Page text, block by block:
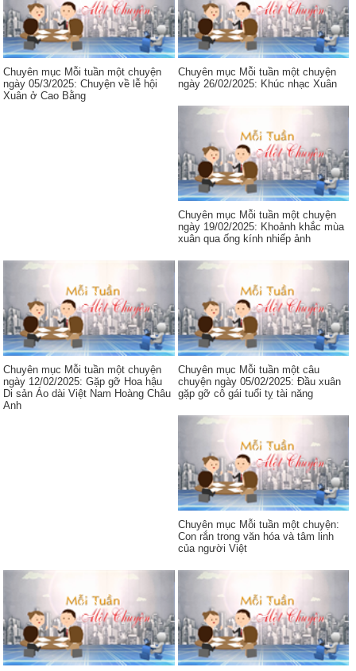
Chuyên mục Mỗi tuần một chuyện
ngày 05/3/2025: Chuyện về lễ hội
Xuân ở Cao Bằng
Chuyên mục Mỗi tuần một chuyện
ngày 26/02/2025: Khúc nhạc Xuân
Chuyên mục Mỗi tuần một chuyện
ngày 19/02/2025: Khoảnh khắc mùa
xuân qua ống kính nhiếp ảnh
Chuyên mục Mỗi tuần một chuyện
ngày 12/02/2025: Gặp gỡ Hoa hậu
Di sản Áo dài Việt Nam Hoàng Châu
Anh
Chuyên mục Mỗi tuần một câu
chuyện ngày 05/02/2025: Đầu xuân
gặp gỡ cô gái tuổi tỵ tài năng
Chuyên mục Mỗi tuần một chuyện:
Con rắn trong văn hóa và tâm linh
của người Việt